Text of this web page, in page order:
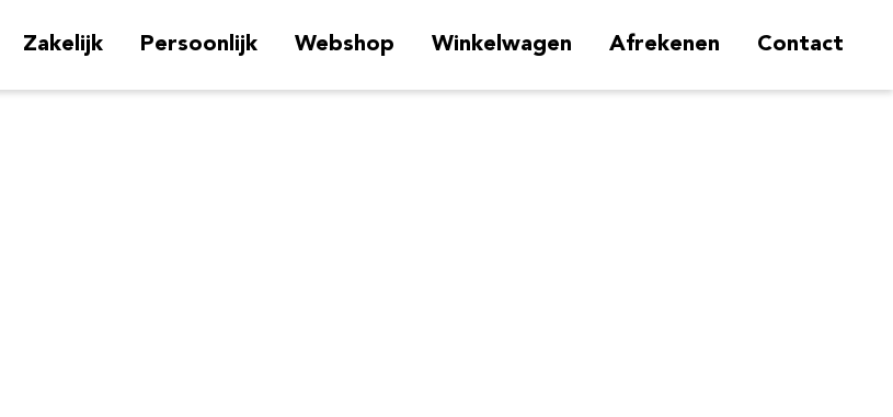
Zakelijk Persoonlijk Webshop Winkelwagen Afrekenen Contact